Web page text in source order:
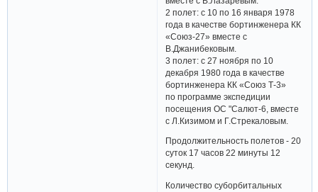
2 полет: с 10 по 16 января 1978
года в качестве бортинженера КК
«Союз-27» вместе с
В.Джанибековым.
3 полет: с 27 ноября по 10
декабря 1980 года в качестве
бортинженера КК «Союз Т-3»
по программе экспедиции
посещения ОС "Салют-6, вместе
с Л.Кизимом и Г.Стрекаловым.
Продолжительность полетов - 20
суток 17 часов 22 минуты 12
секунд.
Количество суборбитальных